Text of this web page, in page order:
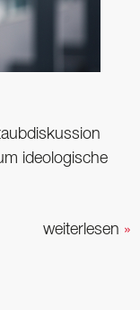
ideologische
weiterlesen »